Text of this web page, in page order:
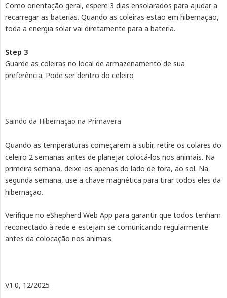
Como orientação geral, espere 3 dias ensolarados para ajudar a
recarregar as baterias. Quando as coleiras estão em hibernação,
toda a energia solar vai diretamente para a bateria.
Step 3
Guarde as coleiras no local de armazenamento de sua
preferência. Pode ser dentro do celeiro
Saindo da Hibernação na Primavera
Quando as temperaturas começarem a subir, retire os colares do
celeiro 2 semanas antes de planejar colocá-los nos animais. Na
primeira semana, deixe-os apenas do lado de fora, ao sol. Na
segunda semana, use a chave magnética para tirar todos eles da
hibernação.
Verifique no eShepherd Web App para garantir que todos tenham
reconectado à rede e estejam se comunicando regularmente
antes da colocação nos animais.
V1.0, 12/2025